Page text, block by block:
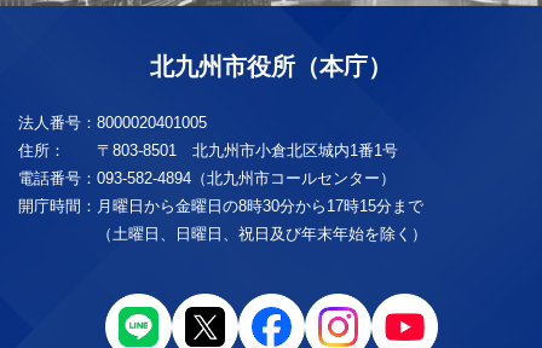
北九州市役所（本庁）
法人番号： 8000020401005
住所：
〒803-8501 北九州市小倉北区城内1番1号
電話番号： 093-582-4894（北九州市コールセンター）
開庁時間： 月曜日から金曜日の8時30分から17時15分まで
（土曜日、日曜日、祝日及び年末年始を除く）